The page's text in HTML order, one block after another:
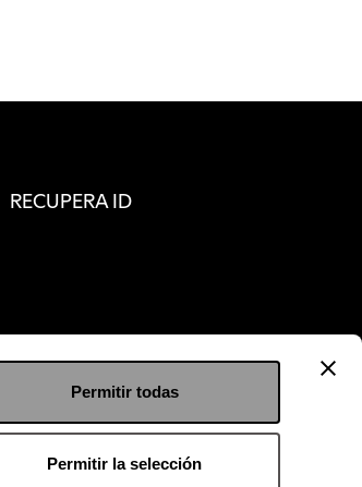
Permitir todas
Permitir la selección
RECUPERA ID